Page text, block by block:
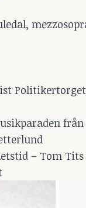
Politikertorget
– Tom